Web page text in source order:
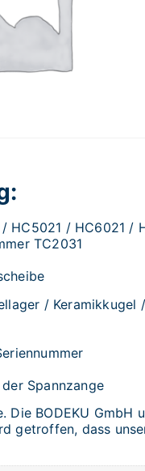
HC5021 / HC6021 /
TC2031
/ Keramikkugel
Spannzange
Die BODEKU
getroffen, dass